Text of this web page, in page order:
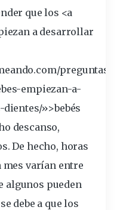
que los <a
a desarrollar
preguntas-
empiezan-a-
»>bebés
descanso,
De hecho, horas
mes varían entre
algunos pueden
debe a que los